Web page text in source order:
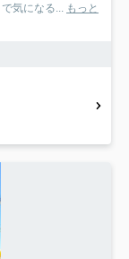
気になる... もっと